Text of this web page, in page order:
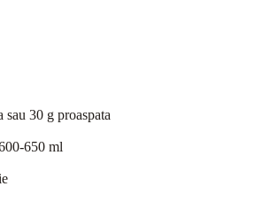
sau 30 g proaspata
650 ml